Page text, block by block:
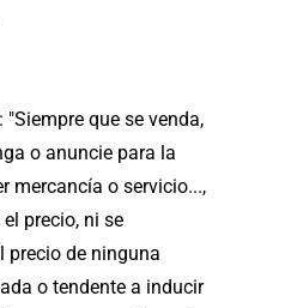
"Siempre que se venda,
o anuncie para la
mercancía o servicio...,
precio, ni se
precio de ninguna
o tendente a inducir